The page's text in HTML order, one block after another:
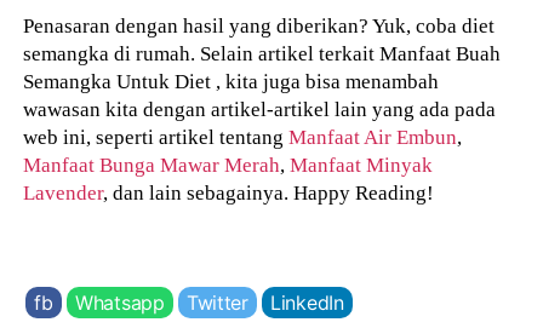
Penasaran dengan hasil yang diberikan? Yuk, coba diet
semangka di rumah. Selain artikel terkait Manfaat Buah
Semangka Untuk Diet , kita juga bisa menambah
wawasan kita dengan artikel-artikel lain yang ada pada
web ini, seperti artikel tentangManfaat Air Embun,
Manfaat Bunga Mawar Merah,Manfaat Minyak
Lavender, dan lain sebagainya. Happy Reading!
fb Whatsapp Twitter LinkedIn